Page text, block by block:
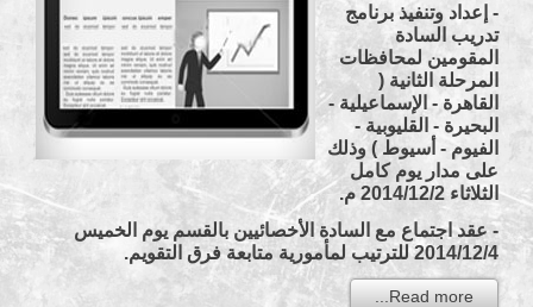
- إعداد وتنفيذ برنامج
تدريب السادة
المقومين لمحافظات
المرحلة الثانية (
القاهرة - الإسماعيلية -
البحيرة - القليوبية -
الفيوم - أسيوط ) وذلك
على مدار يوم كامل
الثلاثاء 2014/12/2 م.
- عقد اجتماع مع السادة الأخصائيين بالقسم يوم الخميس
2014/12/4 للترتيب لمأمورية متابعة فرق التقويم.
Read more...